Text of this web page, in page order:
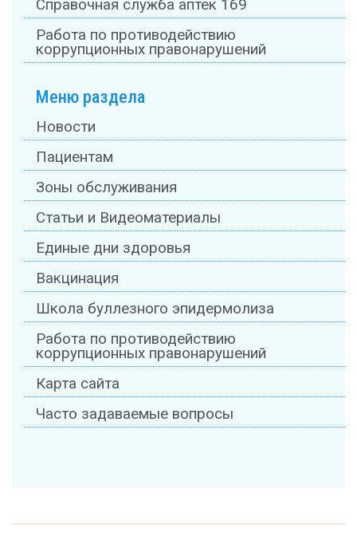
Справочная служба аптек 169
Работа по противодействию
коррупционных правонарушений
Меню раздела
Новости
Пациентам
Зоны обслуживания
Статьи и Видеоматериалы
Единые дни здоровья
Вакцинация
Школа буллезного эпидермолиза
Работа по противодействию
коррупционных правонарушений
Карта сайта
Часто задаваемые вопросы